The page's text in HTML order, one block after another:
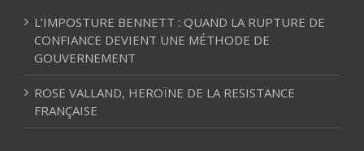
L’IMPOSTURE BENNETT : QUAND LA RUPTURE DE
CONFIANCE DEVIENT UNE MÉTHODE DE
GOUVERNEMENT
ROSE VALLAND, HEROÏNE DE LA RESISTANCE
FRANÇAISE